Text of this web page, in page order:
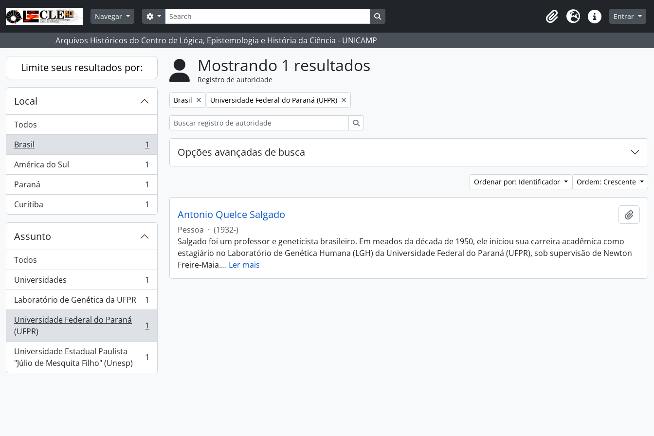
Skip to main content
Navegar
Buscar
Opções de busca
Clipboard
Idioma Atalhos Entrar
Arquivos Históricos do Centro de Lógica, Epistemologia e História da Ciência - UNICAMP
Limite seus resultados por:
Local
Todos
Brasil
, 1 resultados
1
América do Sul
, 1 resultados
1
Paraná
, 1 resultados
1
Curitiba
, 1 resultados 1
Assunto
Todos
Universidades
, 1 resultados
1
Laboratório de Genética da UFPR
, 1 resultados
1
Universidade Federal do Paraná
(UFPR)
, 1 resultados 1
Universidade Estadual Paulista
"Júlio de Mesquita Filho" (Unesp)
, 1 resultados 1
Mostrando 1 resultados
Registro de autoridade
Remover filtro:
Brasil Remover filtro:
Universidade Federal do Paraná (UFPR)
Opções avançadas de busca
Ordenar por: Identificador Ordem: Crescente
Antonio Quelce Salgado
Pessoa · (1932-)
Salgado foi um professor e geneticista brasileiro. Em meados da década de 1950, ele iniciou sua carreira acadêmica como
estagiário no Laboratório de Genética Humana (LGH) da Universidade Federal do Paraná (UFPR), sob supervisão de Newton
Freire-Maia.… Ler mais